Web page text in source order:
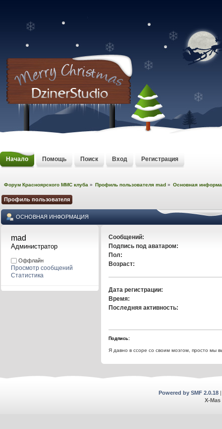
Начало Помощь Поиск Вход Регистрация
Форум Красноярского MMC клуба » Профиль пользователя mad » Основная
Профиль пользователя
ОСНОВНАЯ ИНФОРМАЦИЯ
mad
Администратор
Оффлайн
Просмотр сообщений
Статистика
Сообщений:
Подпись под аватаром:
Пол:
Возраст:
Дата регистрации:
Время:
Последняя активность:
Подпись:
Я давно в cсоре со своим мозгом, просто мы
Powered by SMF 2.0.18
X-Mas